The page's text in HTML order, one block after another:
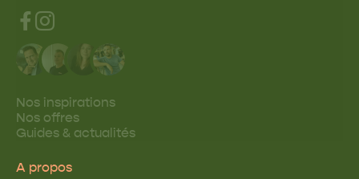
Nos inspirations
Nos offres
Guides & actualités
A propos